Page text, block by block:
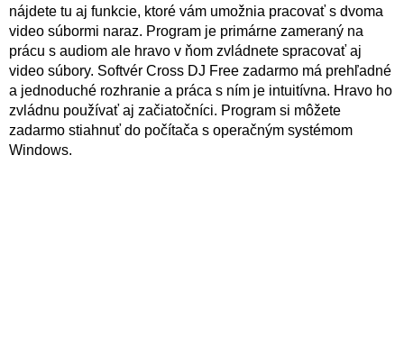
nájdete tu aj funkcie, ktoré vám umožnia pracovať s dvoma
video súbormi naraz. Program je primárne zameraný na
prácu s audiom ale hravo v ňom zvládnete spracovať aj
video súbory. Softvér Cross DJ Free zadarmo má prehľadné
a jednoduché rozhranie a práca s ním je intuitívna. Hravo ho
zvládnu používať aj začiatočníci. Program si môžete
zadarmo stiahnuť do počítača s operačným systémom
Windows.